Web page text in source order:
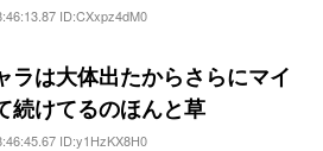
ID:CXxpz4dM0
ラは大体出たからさらにマイ
続けてるのほんと草
ID:y1HzKX8H0